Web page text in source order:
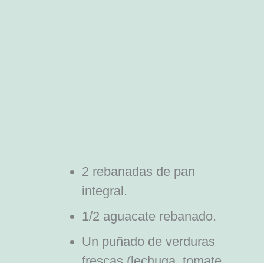
2 rebanadas de pan
integral.
1/2 aguacate rebanado.
Un puñado de verduras